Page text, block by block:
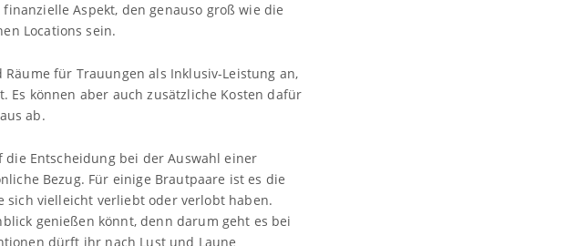
Aspekt, den genauso groß wie die
Locations sein.
für Trauungen als Inklusiv-Leistung an,
können aber auch zusätzliche Kosten dafür
ab.
Entscheidung bei der Auswahl einer
Bezug. Für einige Brautpaare ist es die
sich vielleicht verliebt oder verlobt haben.
genießen könnt, denn darum geht es bei
dürft ihr nach Lust und Laune